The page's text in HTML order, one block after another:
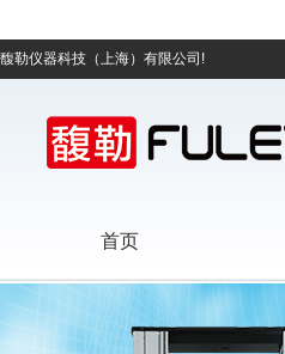
馥勒仪器科技（上海）有限公司!
首页